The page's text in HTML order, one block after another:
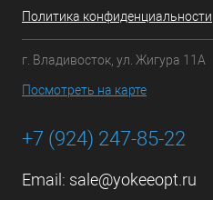
Политика конфиденциальности
г. Владивосток, ул. Жигура 11А
Посмотреть на карте
+7 (924) 247-85-22
Email: sale@yokeeopt.ru